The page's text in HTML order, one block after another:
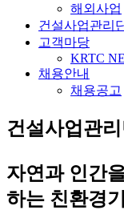
해외사업
건설사업관리
고객마당
KRTC
채용안내
채용공고
건설사업관
자연과 인간
하는 친환경